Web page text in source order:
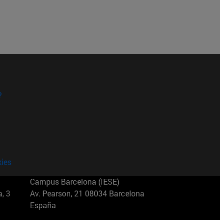
3
Campus Barcelona (IESE)
Av. Pearson, 21 08034 Barcelona
España